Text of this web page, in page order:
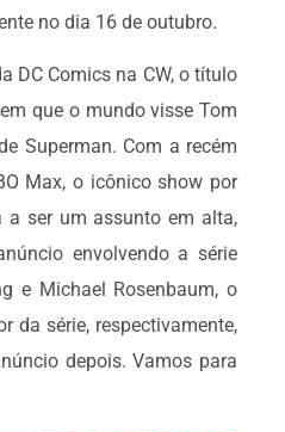
no dia 16 de outubro.
DC Comics na CW, o título
que o mundo visse Tom
Superman. Com a recém
Max, o icônico show por
a ser um assunto em alta,
envolvendo a série
e Michael Rosenbaum, o
da série, respectivamente,
depois. Vamos para